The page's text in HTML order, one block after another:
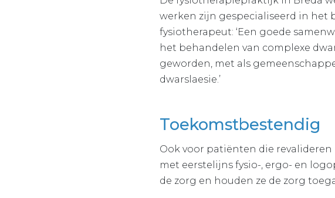
werken zijn gespecialiseerd in het
fysiotherapeut: ‘Een goede
het behandelen van complexe
geworden, met als
dwarslaesie.’
Toekomstbestendig
Ook voor patiënten die
met eerstelijns fysio-, ergo- en
de zorg en houden ze de zorg